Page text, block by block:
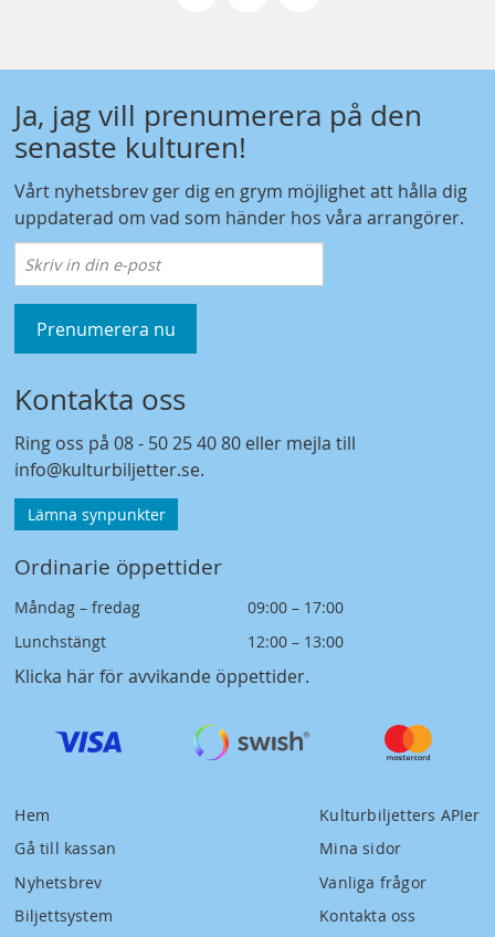
Ja, jag vill prenumerera på den
senaste kulturen!
Vårt nyhetsbrev ger dig en grym möjlighet att hålla dig
uppdaterad om vad som händer hos våra arrangörer.
Prenumerera nu
Kontakta oss
Ring oss på08 - 50 25 40 80 eller mejla till
info@kulturbiljetter.se.
Lämna synpunkter
Ordinarie öppettider
Måndag – fredag
09:00 – 17:00
Lunchstängt
12:00 – 13:00
Klicka här för avvikande öppettider.
Hem
Gå till kassan
Nyhetsbrev
Biljettsystem
Kulturbiljetters APIer
Mina sidor
Vanliga frågor
Kontakta oss